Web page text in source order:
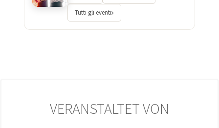
Tutti gli eventi
VERANSTALTET VON